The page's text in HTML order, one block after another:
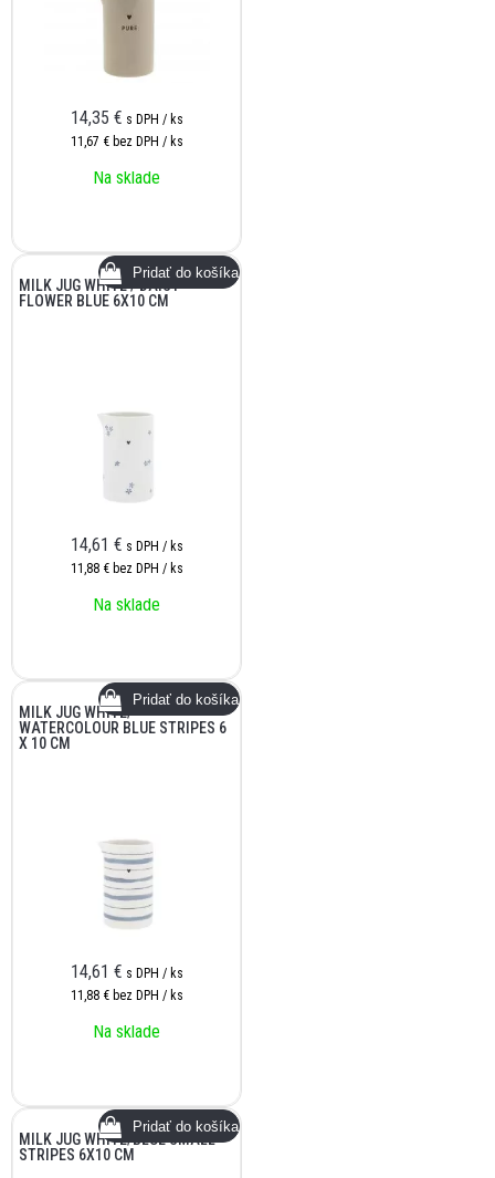
14,35 € s DPH / ks
11,67 € bez DPH / ks
Na sklade
MILK JUG WHITE / DAISY
FLOWER BLUE 6X10 CM
14,61 € s DPH / ks
11,88 € bez DPH / ks
Na sklade
MILK JUG WHITE/
WATERCOLOUR BLUE STRIPES 6
X 10 CM
14,61 € s DPH / ks
11,88 € bez DPH / ks
Na sklade
MILK JUG WHITE/BLUE SMALL
STRIPES 6X10 CM